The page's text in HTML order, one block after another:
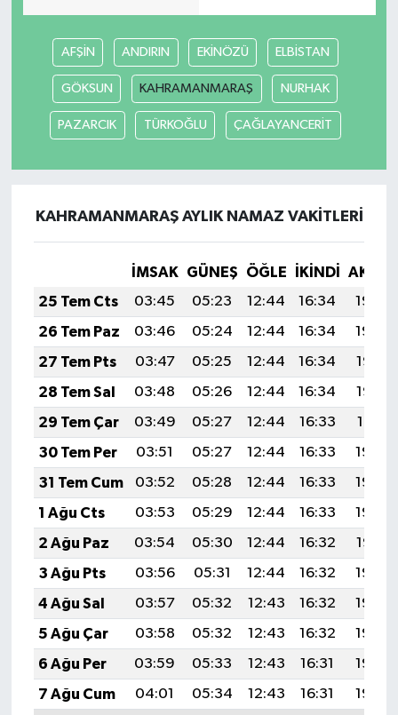
AFŞİN ANDIRIN EKİNÖZÜ ELBİSTAN
GÖKSUN KAHRAMANMARAŞ NURHAK
PAZARCIK TÜRKOĞLU ÇAĞLAYANCERİT
KAHRAMANMARAŞ AYLIK NAMAZ VAKITLERI
İMSAK GÜNEŞ ÖĞLE İKINDI
25 Tem Cts
03:45 05:23 12:44 16:34
19:54
26 Tem Paz
03:46 05:24 12:44 16:34
19:54
27 Tem Pts
03:47 05:25 12:44 16:34
19:53
28 Tem Sal
03:48 05:26 12:44 16:34
19:52
29 Tem Çar
03:49 05:27 12:44 16:33
19:51
30 Tem Per
03:51 05:27 12:44 16:33
19:50
31 Tem Cum
03:52 05:28 12:44 16:33
19:49
1 Ağu Cts
03:53 05:29 12:44 16:33
19:48
2 Ağu Paz
03:54 05:30 12:44 16:32
19:47
3 Ağu Pts
03:56 05:31 12:44 16:32
19:46
4 Ağu Sal
03:57 05:32 12:43 16:32
19:45
5 Ağu Çar
03:58 05:32 12:43 16:32
19:44
6 Ağu Per
03:59 05:33 12:43 16:31
19:43
7 Ağu Cum
04:01 05:34 12:43 16:31
19:42